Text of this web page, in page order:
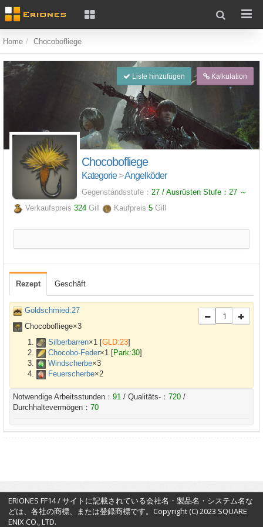
Home Chocobofliege
Liste hinzufügen Kalkulation
Chocobofliege
Kategorie>Angelköder
Gegenstandsstufe： 27 / Ausrüsten Stufe： 27 ～
Verkaufspreis 324 Gill Kaufpreis 5 Gill
Rezept Geschäft
Goldschmied:27
Chocobofliege×3
Silberbarren×1 [GLD:23]
Chocobo-Feder×1 [Park:30]
Windscherbe×3
Feuerscherbe×2
Notwendige Arbeitsstunden： 91 / Qualitäts-： 720 /
Durchhaltevermögen： 70
ERIONES FF14 / サイトに記載されている会社名・製品名・システム名な
どは、各社の商標、または登録商標です。Copyright (C) 2023 SQUARE
ENIX CO., LTD.